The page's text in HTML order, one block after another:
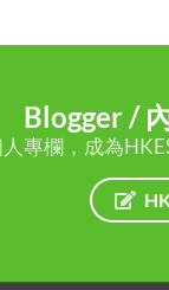
Blogger /
專欄，成為